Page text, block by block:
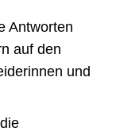
Antworten
auf den
und